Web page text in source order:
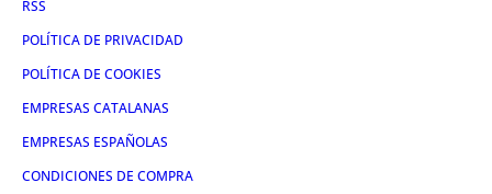
RSS
POLÍTICA DE PRIVACIDAD
POLÍTICA DE COOKIES
EMPRESAS CATALANAS
EMPRESAS ESPAÑOLAS
CONDICIONES DE COMPRA